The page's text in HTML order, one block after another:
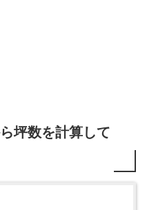
坪数を計算して